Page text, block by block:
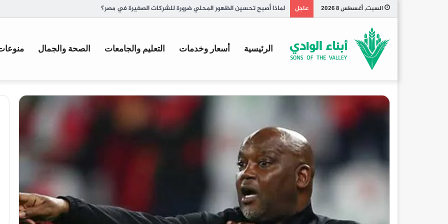
السبت, أغسطس 8 2026 عاجل تاريخ الكبسة السعودية وأصل تسميتها
الرئيسية أسعار وخدمات التعليم والجامعات الصحة والجمال